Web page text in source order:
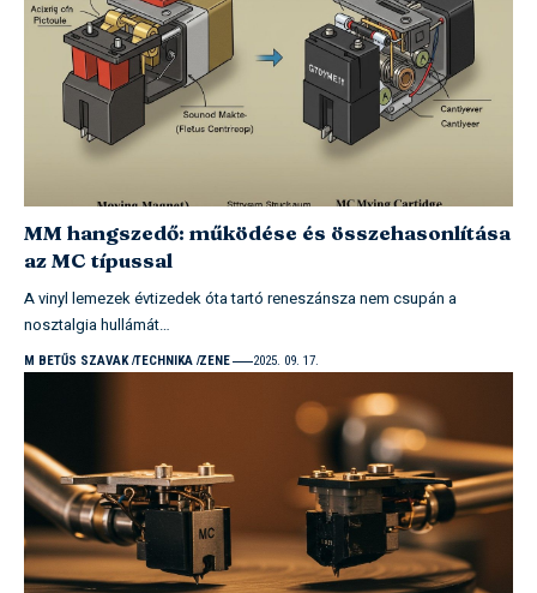
MM hangszedő: működése és összehasonlítása
az MC típussal
A vinyl lemezek évtizedek óta tartó reneszánsza nem csupán a
nosztalgia hullámát…
M BETŰS SZAVAK TECHNIKA ZENE 2025. 09. 17.